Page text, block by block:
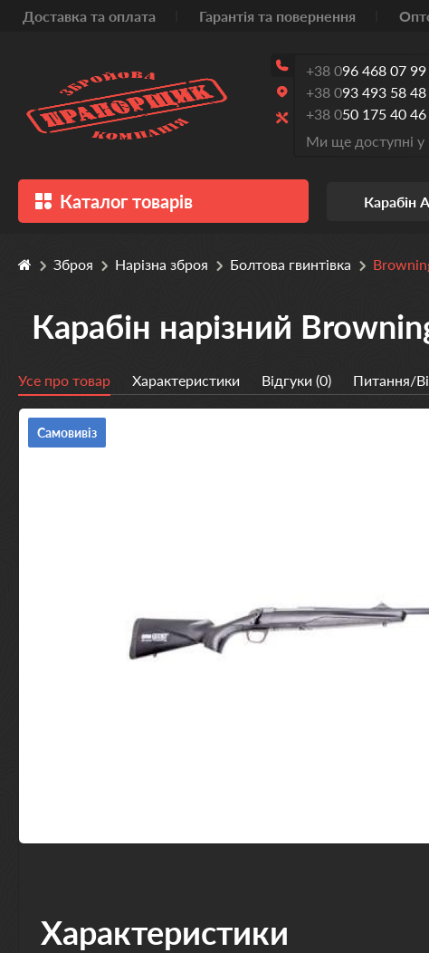
Доставка та оплата Гарантія та повернення
+38 096 468 07 99
+38 093 493 58 48
+38 050 175 40 46
Ми ще доступні у
Каталог товарів Карабін
Зброя Нарізна зброя Болтова гвинтівка
Карабін нарізний
Усе про товар Характеристики Відгуки (0) Питання/
Самовивіз
Характеристики